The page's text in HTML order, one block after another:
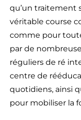
qu’un traitement
véritable course
comme pour
par de
réguliers de ré
centre de
quotidiens, ainsi
pour mobiliser la